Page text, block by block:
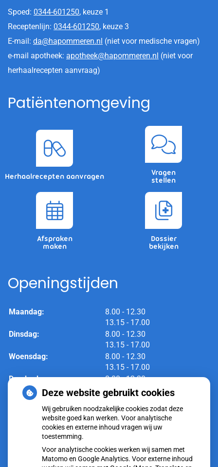
Spoed: 0344-601250, keuze 1
Receptenlijn: 0344-601250, keuze 3
E-mail: da@hapommeren.nl (niet voor medische vragen)
e-mail apotheek: apotheek@hapommeren.nl (niet voor
herhaalrecepten aanvraag)
Patiëntenomgeving
Herhaalrecepten aanvragen
Vragen
stellen
Afspraken
maken
Dossier
bekijken
Openingstijden
Maandag: 8.00 tot
- 12.30
13.15 tot
- 17.00
Dinsdag:
8.00 tot
- 12.30
13.15 tot
- 17.00
Woensdag:
8.00 tot
- 12.30
13.15 tot
- 17.00
Donderdag:
8.00tot
- 12.30
13.15tot
- 17.00
Vrijdag:
8.00
13.15tot
- 17.00
Deze website gebruikt cookies
Wij gebruiken noodzakelijke cookies zodat deze
website goed kan werken. Voor analytische
cookies en externe inhoud vragen wij uw
toestemming.
Voor analytische cookies werken wij samen met
Matomo en Google Analytics. Voor externe inhoud